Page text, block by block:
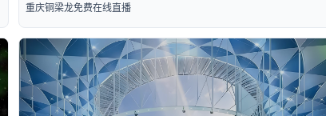
重庆铜梁龙免费在线直播